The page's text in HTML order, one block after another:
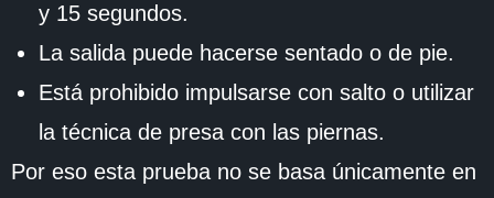
y 15 segundos.
La salida puede hacerse sentado o de pie.
Está prohibido impulsarse con salto o utilizar
la técnica de presa con las piernas.
Por eso esta prueba no se basa únicamente en